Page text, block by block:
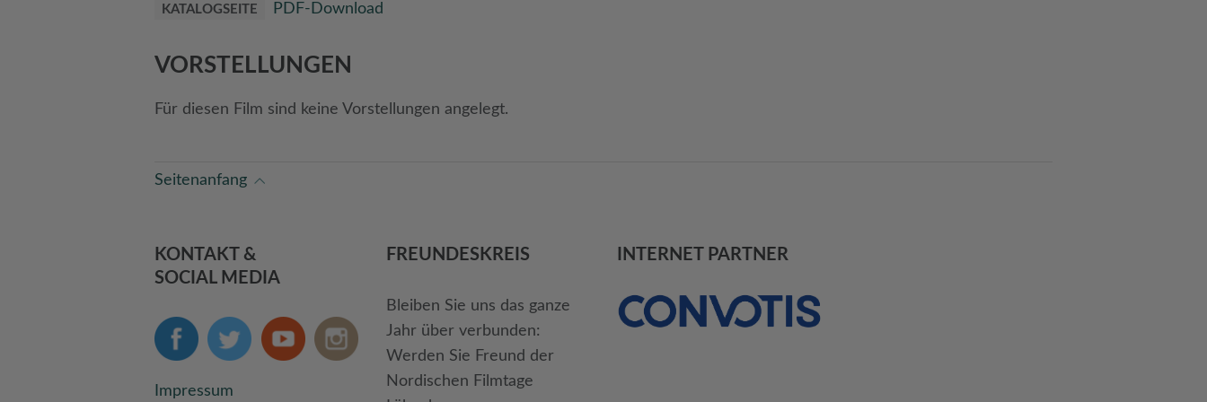
KATALOGSEITE PDF-Download
VORSTELLUNGEN
Für diesen Film sind keine Vorstellungen angelegt.
Seitenanfang
KONTAKT &
SOCIAL MEDIA
Impressum
FREUNDES­KREIS
Bleiben Sie uns das ganze
Jahr über verbunden:
Werden Sie Freund der
Nordischen Filmtage
INTERNET PARTNER